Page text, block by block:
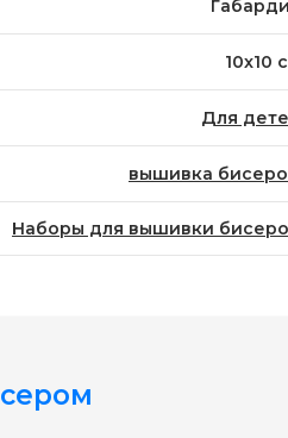
10x10
Для
вышивка
Наборы для вышивки